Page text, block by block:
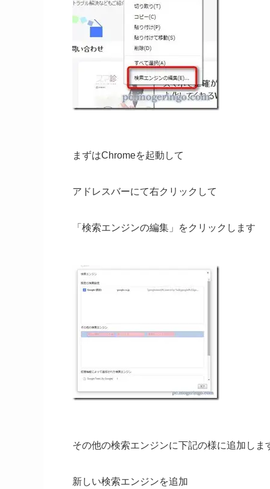
まずはChromeを起動して
アドレスバーにて右クリックして
「検索エンジンの編集」をクリックします
その他の検索エンジンに下記の様に追加しま
新しい検索エンジンを追加